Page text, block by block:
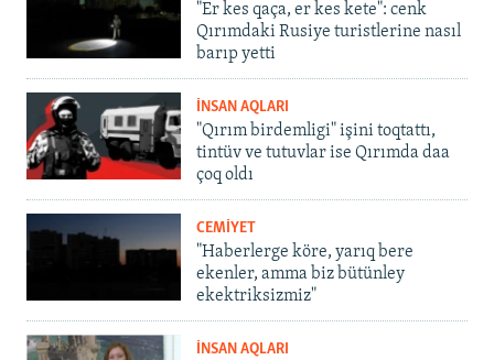
"Er kes qaça, er kes kete": cenk
Qırımdaki Rusiye turistlerine nasıl
barıp yetti
İNSAN AQLARI
"Qırım birdemligi" işini toqtattı,
tintüv ve tutuvlar ise Qırımda daa
çoq oldı
CEMİYET
"Haberlerge köre, yarıq bere
ekenler, amma biz bütünley
ekektriksizmiz"
İNSAN AQLARI